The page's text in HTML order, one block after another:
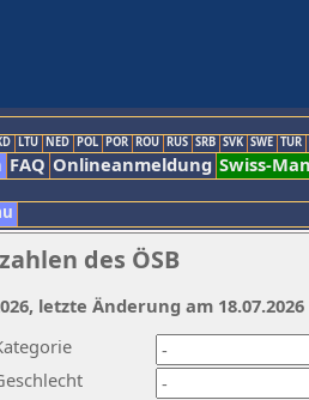
LTU NED POL POR ROU RUS SRB SVK SWE TUR
FAQ Onlineanmeldung Swiss-
des ÖSB
letzte Änderung am